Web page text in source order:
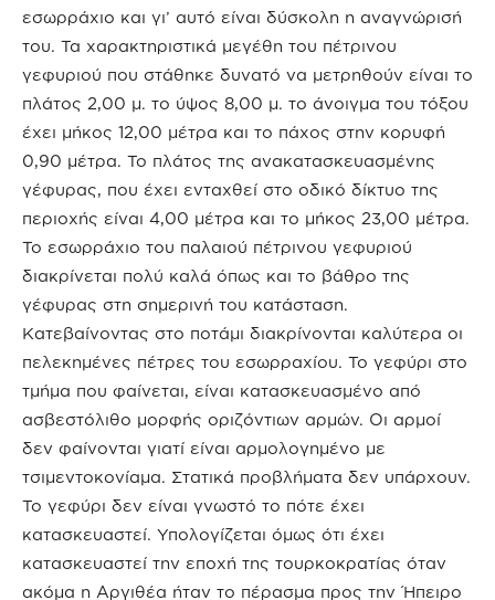
εσωρράχιο και γι’ αυτό είναι δύσκολη η αναγνώρισή
του. Τα χαρακτηριστικά μεγέθη του πέτρινου
γεφυριού που στάθηκε δυνατό να μετρηθούν είναι το
πλάτος 2,00 μ. το ύψος 8,00 μ. το άνοιγμα του τόξου
έχει μήκος 12,00 μέτρα και το πάχος στην κορυφή
0,90 μέτρα. Το πλάτος της ανακατασκευασμένης
γέφυρας, που έχει ενταχθεί στο οδικό δίκτυο της
περιοχής είναι 4,00 μέτρα και το μήκος 23,00 μέτρα.
Το εσωρράχιο του παλαιού πέτρινου γεφυριού
διακρίνεται πολύ καλά όπως και το βάθρο της
γέφυρας στη σημερινή του κατάσταση.
Κατεβαίνοντας στο ποτάμι διακρίνονται καλύτερα οι
πελεκημένες πέτρες του εσωρραχίου. Το γεφύρι στο
τμήμα που φαίνεται, είναι κατασκευασμένο από
ασβεστόλιθο μορφής οριζόντιων αρμών. Οι αρμοί
δεν φαίνονται γιατί είναι αρμολογημένο με
τσιμεντοκονίαμα. Στατικά προβλήματα δεν υπάρχουν.
Το γεφύρι δεν είναι γνωστό το πότε έχει
κατασκευαστεί. Υπολογίζεται όμως ότι έχει
κατασκευαστεί την εποχή της τουρκοκρατίας όταν
ακόμα η Αργιθέα ήταν το πέρασμα προς την Ήπειρο